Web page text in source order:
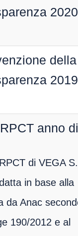
della
anno di
di VEGA
in base alla
da Anac
190/2012 e al